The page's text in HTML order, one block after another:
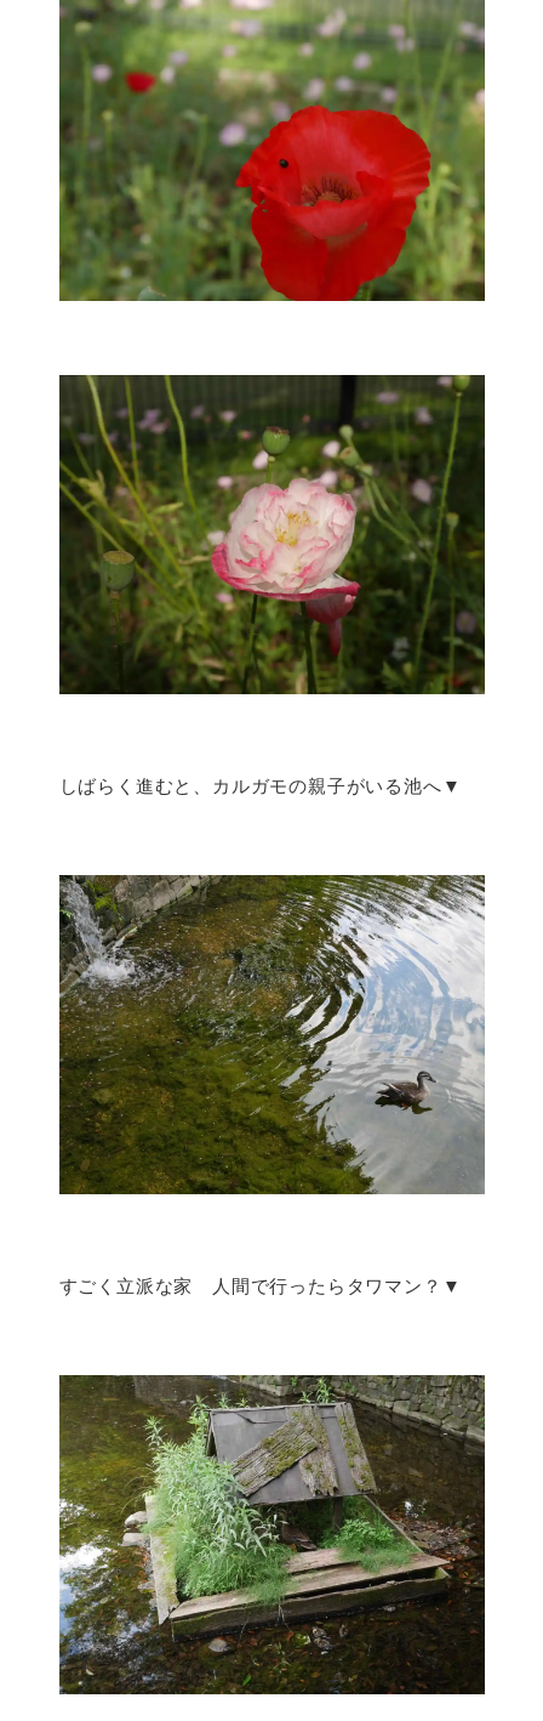
しばらく進むと、カルガモの親子がいる池へ▼
すごく立派な家 人間で行ったらタワマン？▼